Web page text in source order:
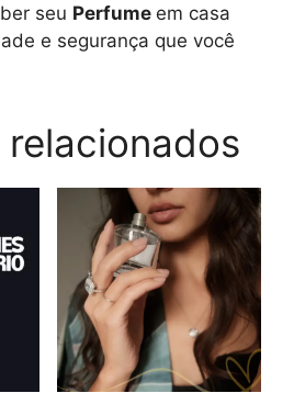
seu Perfume em casa
e segurança que você